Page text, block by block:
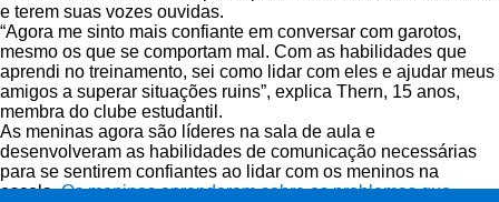
e terem suas vozes ouvidas.
“Agora me sinto mais confiante em conversar com garotos,
mesmo os que se comportam mal. Com as habilidades que
aprendi no treinamento, sei como lidar com eles e ajudar meus
amigos a superar situações ruins”, explica Thern, 15 anos,
membra do clube estudantil.
As meninas agora são líderes na sala de aula e
desenvolveram as habilidades de comunicação necessárias
para se sentirem confiantes ao lidar com os meninos na
escola.Os meninos aprenderam sobre os problemas que